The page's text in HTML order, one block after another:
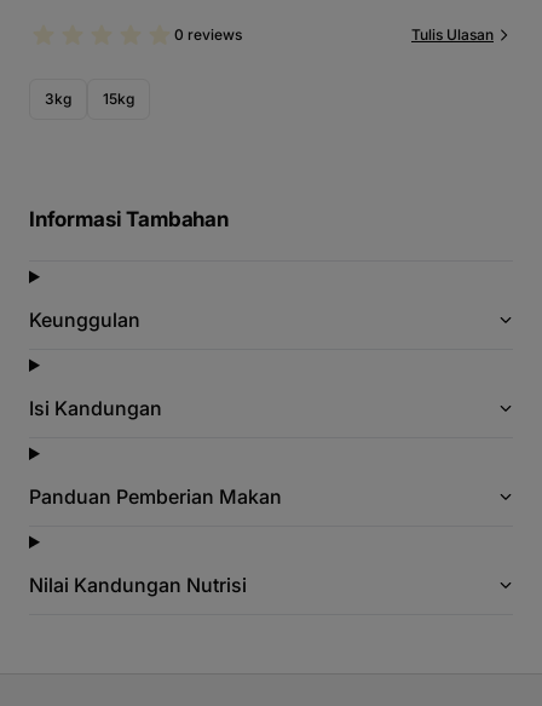
0 reviews Tulis Ulasan
3kg 15kg
Informasi Tambahan
Keunggulan
Isi Kandungan
Panduan Pemberian Makan
Nilai Kandungan Nutrisi